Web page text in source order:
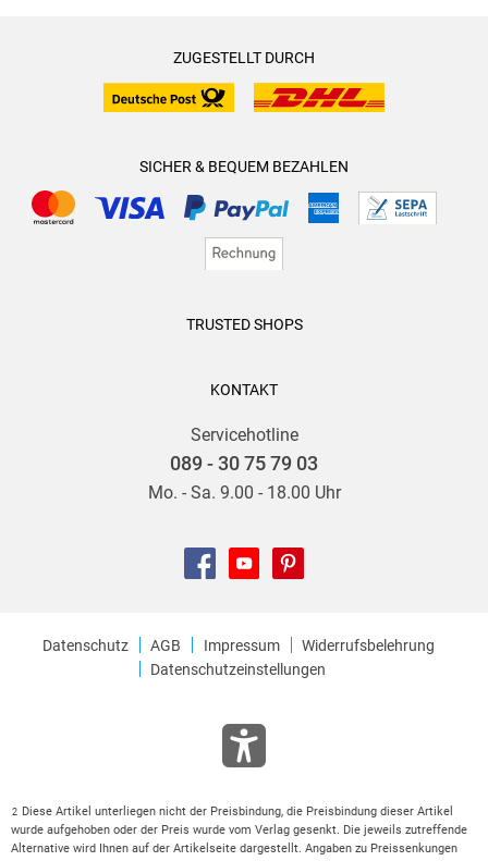
ZUGESTELLT DURCH
SICHER & BEQUEM BEZAHLEN
TRUSTED SHOPS
KONTAKT
Servicehotline
089 - 30 75 79 03
Mo. - Sa. 9.00 - 18.00 Uhr
Datenschutz AGB Impressum
Widerrufsbelehrung
Datenschutzeinstellungen
2 Diese Artikel unterliegen nicht der Preisbindung, die Preisbindung dieser Artikel
wurde aufgehoben oder der Preis wurde vom Verlag gesenkt. Die jeweils zutreffende
Alternative wird Ihnen auf der Artikelseite dargestellt. Angaben zu Preissenkungen